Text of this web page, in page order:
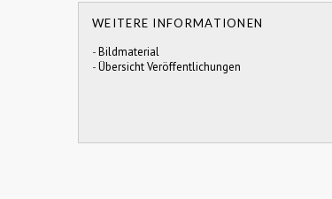
WEITERE INFORMATIONEN
-Bildmaterial
-Übersicht Veröffentlichungen